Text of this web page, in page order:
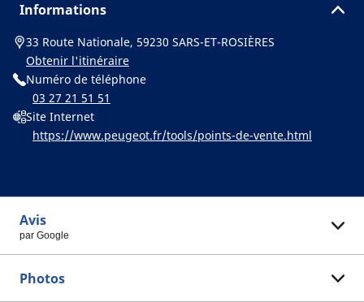
Informations
33 Route Nationale, 59230 SARS-ET-ROSIÈRES
Obtenir l'itinéraire
Numéro de téléphone
03 27 21 51 51
Site Internet
https://www.peugeot.fr/tools/points-de-vente.html
Avis
par Google
Photos